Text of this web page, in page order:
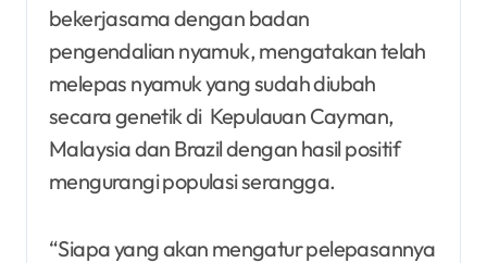
bekerjasama dengan badan
pengendalian nyamuk, mengatakan telah
melepas nyamuk yang sudah diubah
secara genetik di Kepulauan Cayman,
Malaysia dan Brazil dengan hasil positif
mengurangi populasi serangga.
“Siapa yang akan mengatur pelepasannya